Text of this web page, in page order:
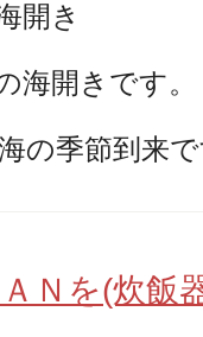
開き
海開きです。
の季節到来
Ｎを(炊飯